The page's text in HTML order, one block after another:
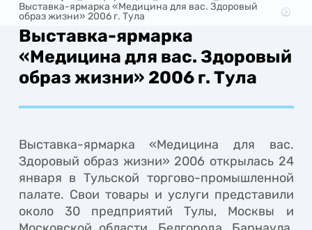
Выставка-ярмарка «Медицина для вас. Здоровый
образ жизни» 2006 г. Тула
Выставка-ярмарка
«Медицина для вас. Здоровый
образ жизни» 2006 г. Тула
Выставка-ярмарка «Медицина для вас.
Здоровый образ жизни» 2006 открылась 24
января в Тульской торгово-промышленной
палате. Свои товары и услуги представили
около 30 предприятий Тулы, Москвы и